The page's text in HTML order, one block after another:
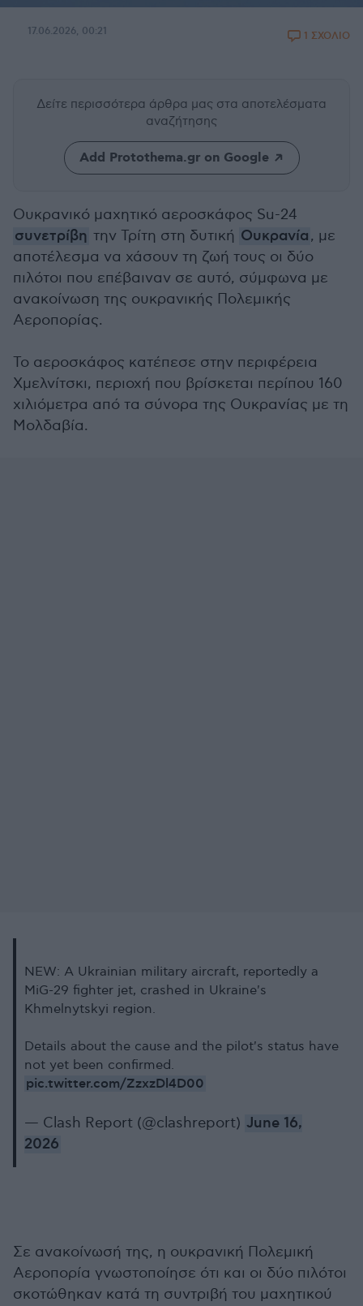
17.06.2026, 00:21 1 ΣΧΟΛΙΟ
Δείτε περισσότερα άρθρα μας στα αποτελέσματα
αναζήτησης
Add Protothema.gr on Google
Ουκρανικό μαχητικό αεροσκάφος Su-24
συνετρίβη την Τρίτη στη δυτική Ουκρανία, με
αποτέλεσμα να χάσουν τη ζωή τους οι δύο
πιλότοι που επέβαιναν σε αυτό, σύμφωνα με
ανακοίνωση της ουκρανικής Πολεμικής
Αεροπορίας.
Το αεροσκάφος κατέπεσε στην περιφέρεια
Χμελνίτσκι, περιοχή που βρίσκεται περίπου 160
χιλιόμετρα από τα σύνορα της Ουκρανίας με τη
Μολδαβία.
NEW: A Ukrainian military aircraft, reportedly a
MiG-29 fighter jet, crashed in Ukraine's
Khmelnytskyi region.
Details about the cause and the pilot's status have
not yet been confirmed.
pic.twitter.com/ZzxzDl4D00
— Clash Report (@clashreport) June 16,
2026
Σε ανακοίνωσή της, η ουκρανική Πολεμική
Αεροπορία γνωστοποίησε ότι και οι δύο πιλότοι
σκοτώθηκαν κατά τη συντριβή του μαχητικού